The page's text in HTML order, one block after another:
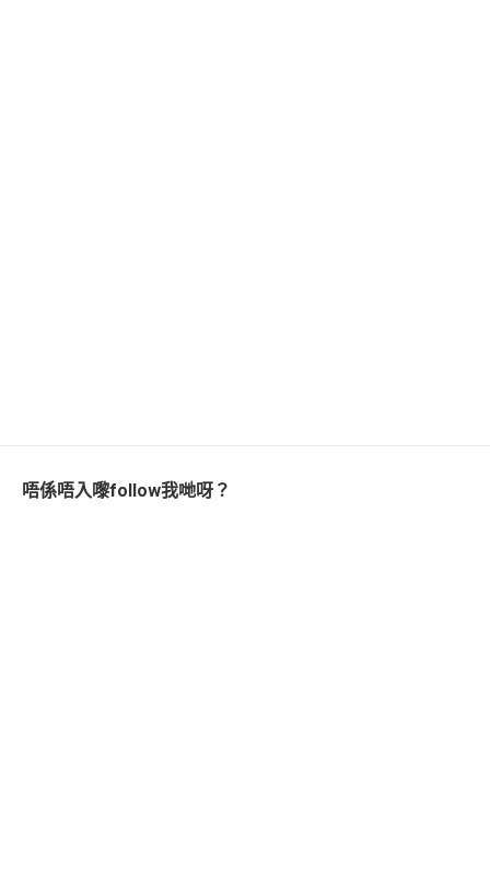
唔係唔入嚟follow我哋呀？